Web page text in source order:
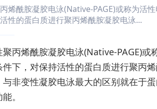
烯酰胺凝胶电泳(Native-PAGE)或称为活
性的蛋白质进行聚丙烯酰胺凝胶电泳...
聚丙烯酰胺凝胶电泳(Native-PAGE)或
件下，对保持活性的蛋白质进行聚丙
与非变性凝胶电泳最大的区别就在于
。